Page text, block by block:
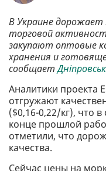
В Украине дорожает
торговой
закупают оптовые
хранения и
сообщает
Аналитики проекта
отгружают
($0,16-0,22/кг), что
конце прошлой
отметили, что
качества.
Сейчас цены на